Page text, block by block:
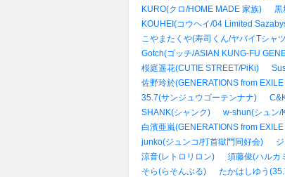
KURO(クロ/HOME MADE 家族)
黒
KOUHEI(コウヘイ/04 Limited
こやまたくや(寿司くん/ヤバイTシャ
Gotch(ゴッチ/ASIAN KUNG-FU
桜庭遥花(CUTIE STREET/PiKi)
佐野玲於(GENERATIONS from
35.7(サンジュウゴーテンナナ)
SHANK(シャンク)
w-shun(シュン/
白濱亜嵐(GENERATIONS from
junko(ジュンコ/打首獄門同好会)
涼音(レトロリロン)
須藤俊(ハルカ
そら(らそんぶる)
たかはしゆう